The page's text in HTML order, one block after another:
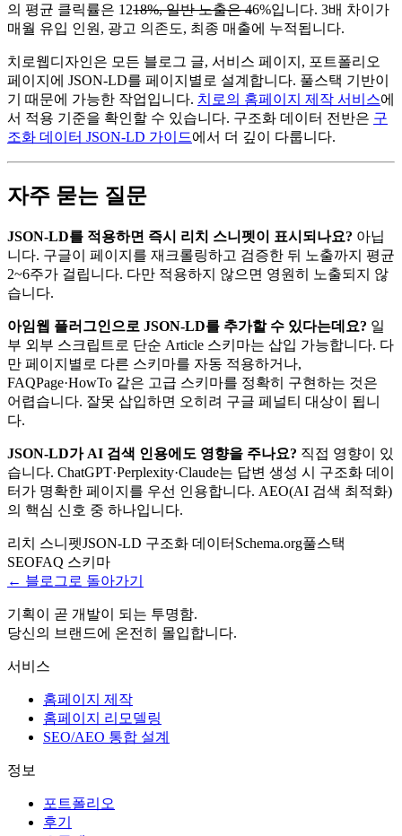
의 평균 클릭률은 1218%, 일반 노출은 46%입니다. 3배 차이가
매월 유입 인원, 광고 의존도, 최종 매출에 누적됩니다.
치로웹디자인은 모든 블로그 글, 서비스 페이지, 포트폴리오
페이지에 JSON-LD를 페이지별로 설계합니다. 풀스택 기반이
기 때문에 가능한 작업입니다. 치로의 홈페이지 제작 서비스에
서 적용 기준을 확인할 수 있습니다. 구조화 데이터 전반은 구
조화 데이터 JSON-LD 가이드에서 더 깊이 다룹니다.
자주 묻는 질문
JSON-LD를 적용하면 즉시 리치 스니펫이 표시되나요? 아닙
니다. 구글이 페이지를 재크롤링하고 검증한 뒤 노출까지 평균
2~6주가 걸립니다. 다만 적용하지 않으면 영원히 노출되지 않
습니다.
아임웹 플러그인으로 JSON-LD를 추가할 수 있다는데요? 일
부 외부 스크립트로 단순 Article 스키마는 삽입 가능합니다. 다
만 페이지별로 다른 스키마를 자동 적용하거나,
FAQPage·HowTo 같은 고급 스키마를 정확히 구현하는 것은
어렵습니다. 잘못 삽입하면 오히려 구글 페널티 대상이 됩니
다.
JSON-LD가 AI 검색 인용에도 영향을 주나요? 직접 영향이 있
습니다. ChatGPT·Perplexity·Claude는 답변 생성 시 구조화 데이
터가 명확한 페이지를 우선 인용합니다. AEO(AI 검색 최적화)
의 핵심 신호 중 하나입니다.
리치 스니펫JSON-LD 구조화 데이터 Schema.org풀스택
SEOFAQ 스키마
← 블로그로 돌아가기
기획이 곧 개발이 되는 투명함.
당신의 브랜드에 온전히 몰입합니다.
서비스
홈페이지 제작
홈페이지 리모델링
SEO/AEO 통합 설계
정보
포트폴리오
후기